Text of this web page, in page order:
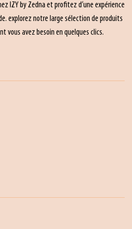
IZY by Zedna et profitez d’une expérience
explorez notre large sélection de produits
vous avez besoin en quelques clics.